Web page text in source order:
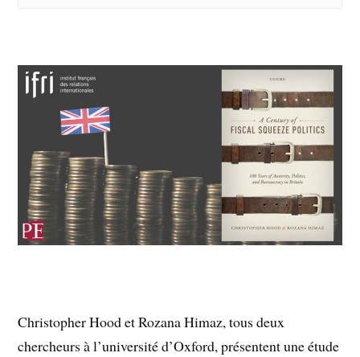
Christopher Hood et Rozana Himaz, tous deux
chercheurs à l’université d’Oxford, présentent une étude